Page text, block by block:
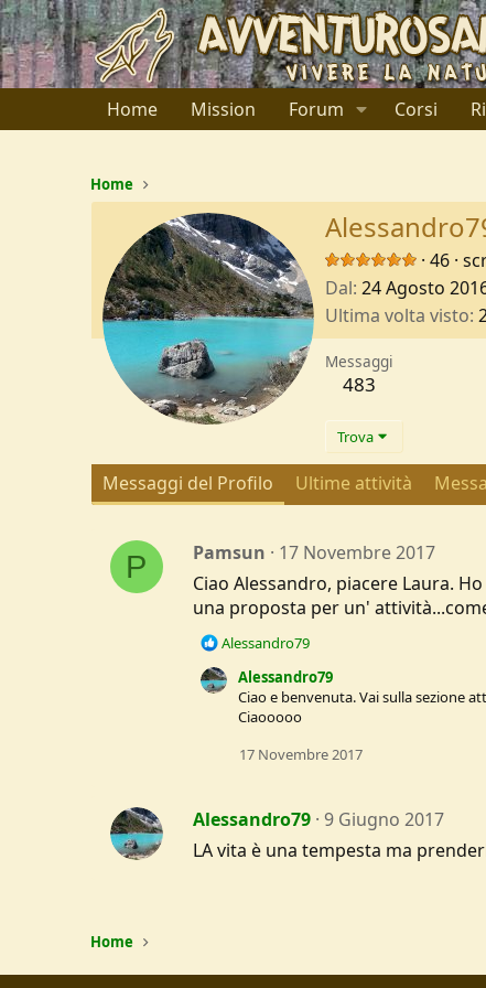
Home Mission Forum Corsi
Home
· 46 ·
Dal 24 Agosto
Ultima volta visto
Messaggi
483
Trova
Messaggi del Profilo Ultime attività
P Pamsun
17 Novembre 2017
Ciao Alessandro, piacere Laura.
una proposta per un'
R
a
:
Alessandro79
Alessandro79
Ciao e benvenuta. Vai sulla sezione
Ciaooooo
17 Novembre 2017
Alessandro79 9 Giugno 2017
LA vita è una tempesta ma
Home